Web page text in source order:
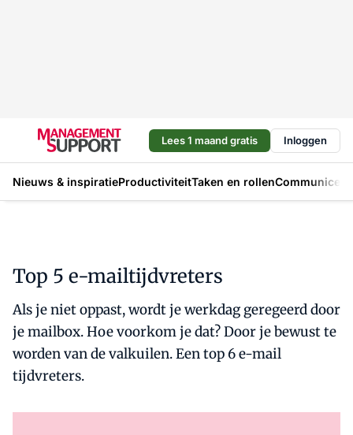
Lees 1 maand gratis Inloggen
Nieuws & inspiratieProductiviteitTaken en rollen
Top 5 e-mailtijdvreters
Als je niet oppast, wordt je werkdag geregeerd door
je mailbox. Hoe voorkom je dat? Door je bewust te
worden van de valkuilen. Een top 6 e-mail
tijdvreters.